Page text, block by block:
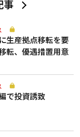
事
生産拠点移転を要
転、優遇措置用意
で投資誘致